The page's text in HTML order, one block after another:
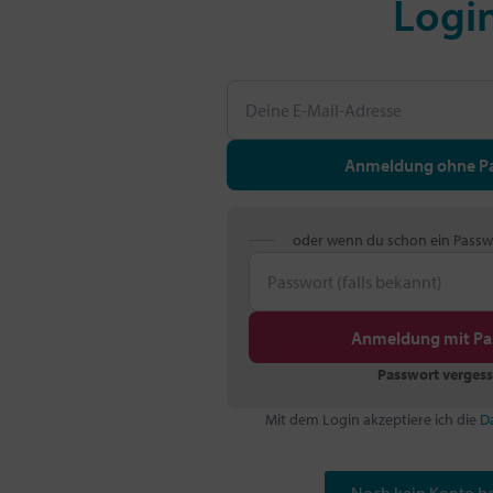
Anmeldung ohne
oder wenn du schon ein
Anmeldung mit
Passwort
Mit dem Login akzeptiere ich die